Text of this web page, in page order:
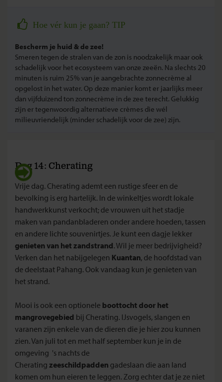
Hoe vér kun je gaan? TIP
Bescherm je huid & de zee!
Smeren tegen de stralen van de zon is noodzakelijk maar ook
schadelijk voor het ecosysteem van onze zeeën. Na slechts 20
minuten is ruim 25% van je aangebrachte zonnecrème al
opgelost in het water. Op deze manier komt er jaarlijks meer
dan vijfduizend ton zonnecrème in de zee terecht. Gelukkig
zijn er tegenwoordig alternatieve crèmes die wél
milieuvriendelijk (minder schadelijk voor de zee) zijn.
Dag 14: Cherating
Vrije dag. Cherating ademt een rustige sfeer en de
bevolking is erg hartelijk. In de winkeltjes wordt lokale
handwerkkunst verkocht; de vrouwen uit het stadje
maken van pandanbladeren onder andere hoeden, tassen
en andere lichte souvenirtjes. Je kunt een dagje lekker
genieten van het zandstrand. Wil je meer bedrijvigheid?
Verken dan het nabijgelegen Kuantan, de hoofdstad van
de deelstaat Pahang. Ook vandaag kun je genieten van
het strand.
Mooi is ook een optionele boottocht door het
mangrovegebied bij Cherating. IJsvogels, slangen en
varanen zijn enkele van de dieren die je hier zou kunnen
zien. Van juli tot en met half september kun je in de
omgeving 's nachts de
Cherating zeeschildpadden gadeslaan die aan land
komen om hun eieren te leggen. Zorg echter dat je ze niet